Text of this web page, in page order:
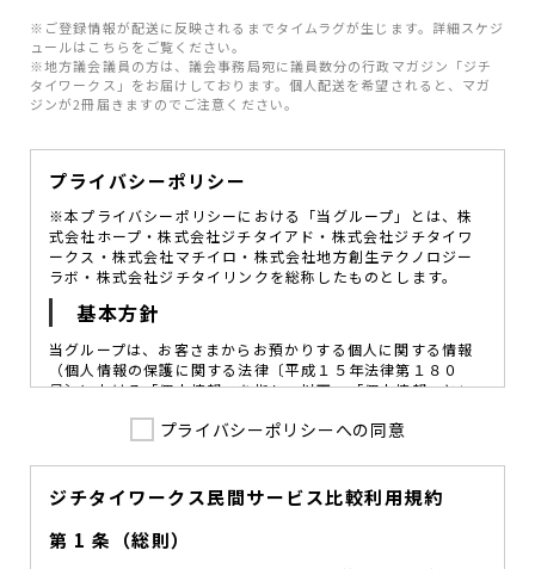
※ご登録情報が配送に反映されるまでタイムラグが生じます。詳細スケジ
ュールはこちらをご覧ください。
※地方議会議員の方は、議会事務局宛に議員数分の行政マガジン「ジチ
タイワークス」をお届けしております。個人配送を希望されると、マガ
ジンが2冊届きますのでご注意ください。
プライバシーポリシー
※本プライバシーポリシーにおける「当グループ」とは、株
式会社ホープ・株式会社ジチタイアド・株式会社ジチタイワ
ークス・株式会社マチイロ・株式会社地方創生テクノロジー
ラボ・株式会社ジチタイリンクを総称したものとします。
基本方針
当グループは、お客さまからお預かりする個人に関する情報
（個人情報の保護に関する法律〔平成１５年法律第１８０
号〕における「個人情報」を指し、以下、「個人情報」とい
図ることが、重要な社会的責務であると考えております。
を定め、役員及び従業員に個人情報保護の重要性の認識と取
組みを徹底させることによって、個人情報の適切な取り扱い
に努めてまいります。
プライバシーポリシーへの同意
ジチタイワークス民間サービス比較利用規約
第 1 条（総則）